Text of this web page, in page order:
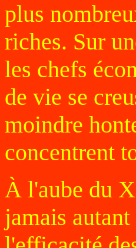
plus
riches. Sur
les chefs
de vie se
moindre
concentrent
À l'aube du
jamais